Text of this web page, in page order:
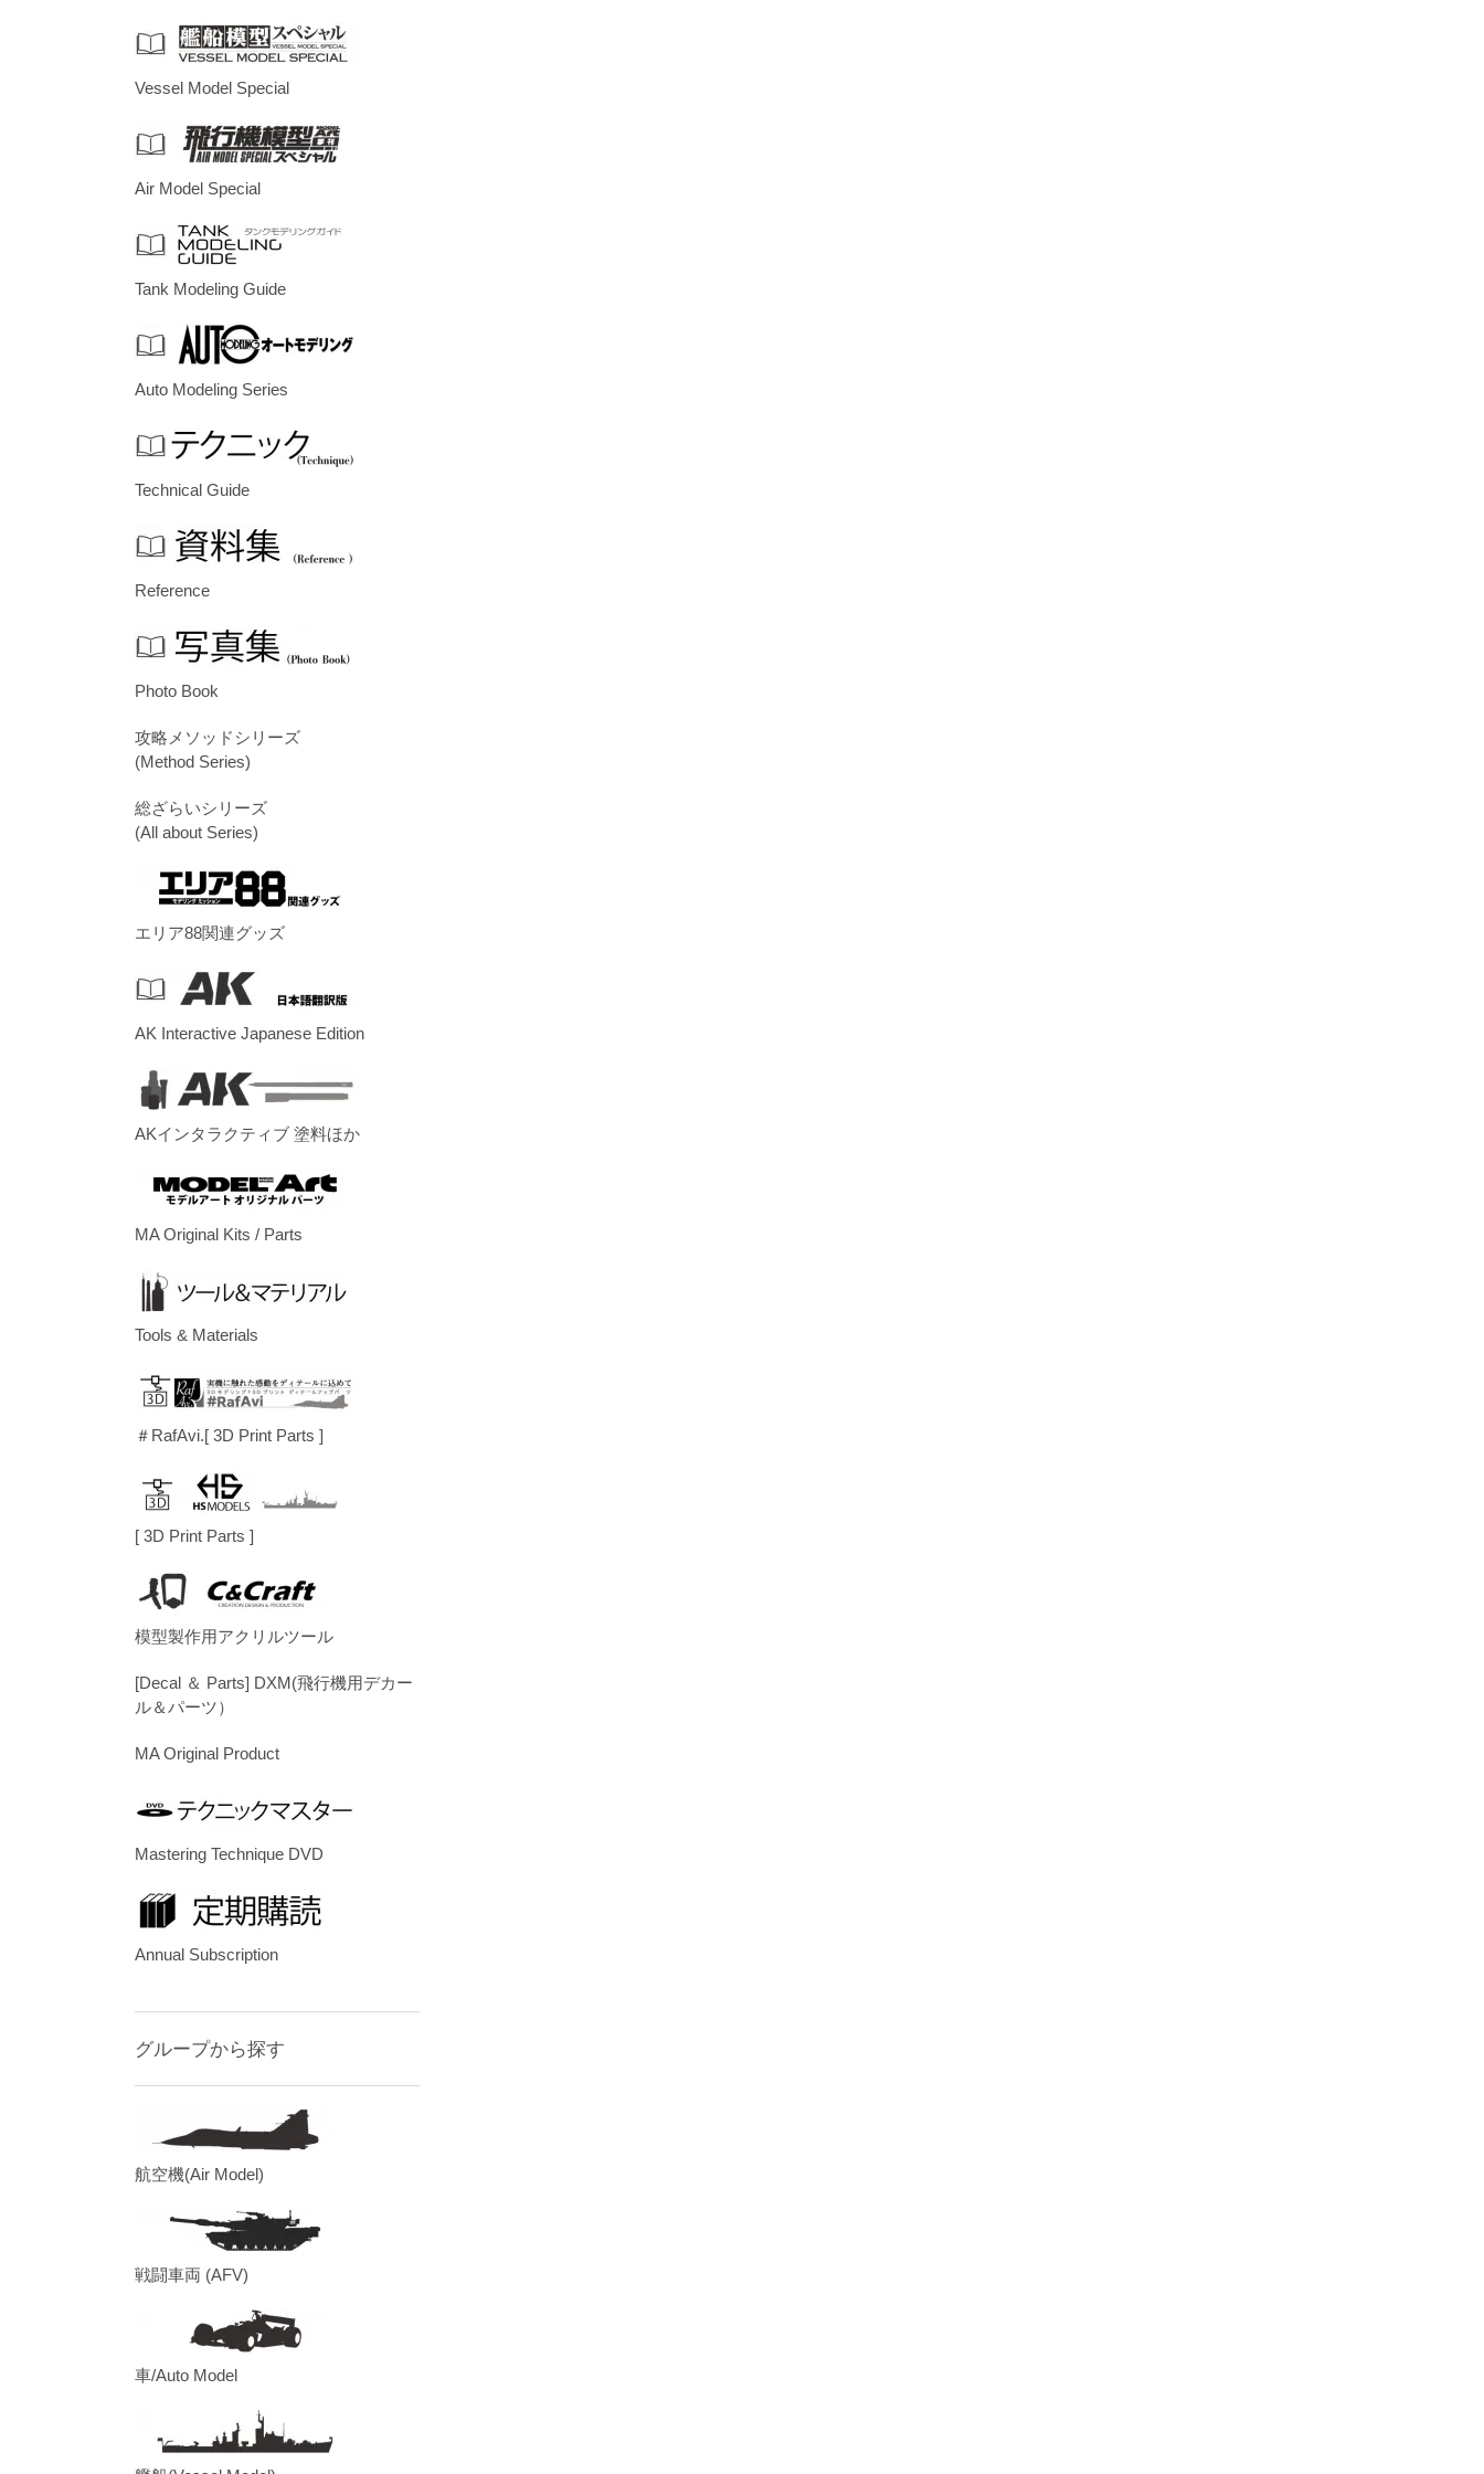
Vessel Model Special
Air Model Special
Tank Modeling Guide
Auto Modeling Series
Technical Guide
Reference
Photo Book
攻略メソッドシリーズ
(Method Series)
総ざらいシリーズ
(All about Series)
エリア88関連グッズ
AK Interactive Japanese Edition
AKインタラクティブ 塗料ほか
MA Original Kits / Parts
Tools & Materials
＃RafAvi.[ 3D Print Parts ]
[ 3D Print Parts ]
模型製作用アクリルツール
[Decal ＆ Parts] DXM(飛行機用デカー
ル＆パーツ）
MA Original Product
Mastering Technique DVD
Annual Subscription
グループから探す
航空機(Air Model)
戦闘車両 (AFV)
車/Auto Model